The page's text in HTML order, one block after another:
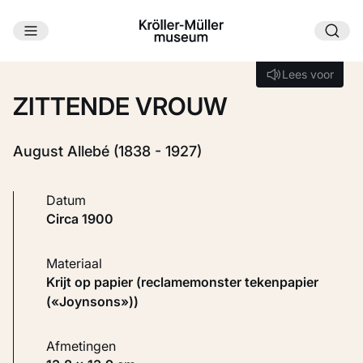
Ga naar hoofdinhoud
Lees voor
Lees voor
ZITTENDE VROUW
August Allebé (1838 - 1927)
Datum
circa 1900
Materiaal
Krijt op papier (reclamemonster tekenpapier
(«Joynsons»))
Afmetingen